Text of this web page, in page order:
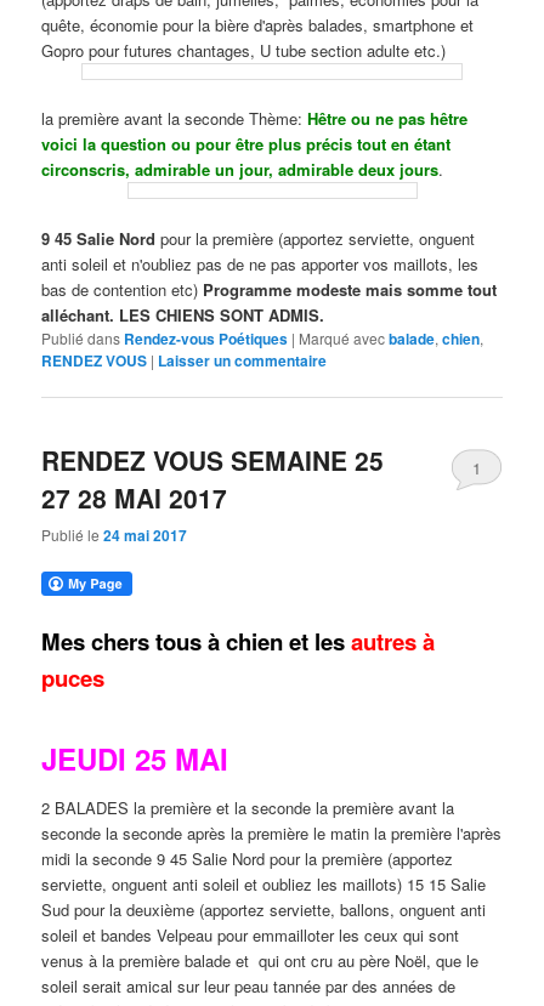
quête, économie pour la bière d'après balades, smartphone et
Gopro pour futures chantages, U tube section adulte etc.)
la première avant la seconde Thème:Hêtre ou ne pas hêtre
voici la question ou pour être plus précis tout en étant
circonscris, admirable un jour, admirable deux jours.
9 45 Salie Nord pour la première (apportez serviette, onguent
anti soleil et n'oubliez pas de ne pas apporter vos maillots, les
bas de contention etc) Programme modeste mais somme tout
alléchant. LES CHIENS SONT ADMIS.
Publié dans Rendez-vous Poétiques | Marqué avecbalade,chien,
RENDEZ VOUS | Laisser un commentaire
RENDEZ VOUS SEMAINE 25
27 28 MAI 2017
Publié le24 mai 2017
1
Mes chers tous à chien et lesautres à
puces
JEUDI 25 MAI
2 BALADES la première et la seconde la première avant la
seconde la seconde après la première le matin la première l'après
midi la seconde 9 45 Salie Nord pour la première (apportez
serviette, onguent anti soleil et oubliez les maillots) 15 15 Salie
Sud pour la deuxième (apportez serviette, ballons, onguent anti
soleil et bandes Velpeau pour emmailloter les ceux qui sont
venus à la première balade et qui ont cru au père Noël, que le
soleil serait amical sur leur peau tannée par des années de